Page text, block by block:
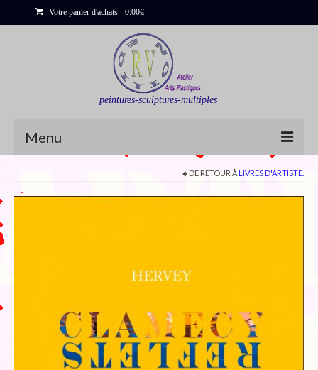
Votre panier d'achats - 0.00€
peintures-sculptures-multiples
Menu
Bibliographie
DE RETOUR À LIVRES D'ARTISTE.